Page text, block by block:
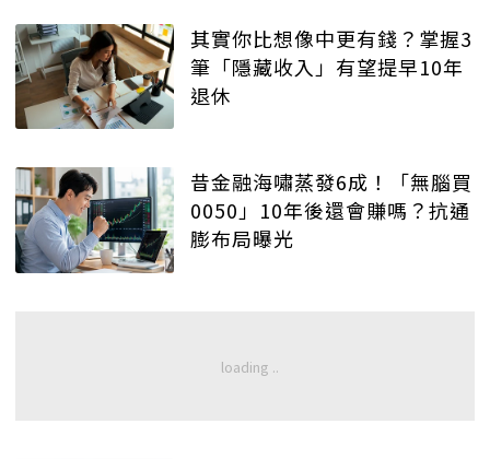
其實你比想像中更有錢？掌握3
筆「隱藏收入」有望提早10年
退休
昔金融海嘯蒸發6成！「無腦買
0050」10年後還會賺嗎？抗通
膨布局曝光